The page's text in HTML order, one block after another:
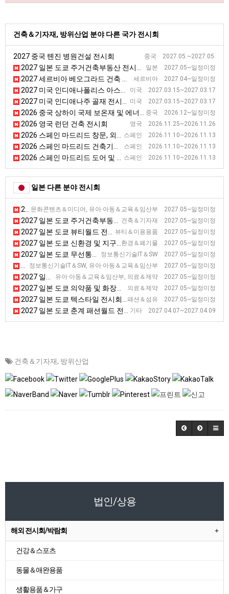
건축＆기자재, 방위산업 분야 다른 국가 전시회
중국 2027.05.~2027.05.
2027 중국 톈진 병원건설 전시회
일본 2027.05~일정미정
2027 일본 도쿄 주거건축부동산 전시회 [BREX]
세르비아 2027.04~일정미정
2027 세르비아 베오그라드 건축 전시회 [SEEBBE]
미국 2027.03.15~2027.03.17
2027 미국 인디애나폴리스 아스팔트 전시회 [WOA]
미국 2027.03.15~2027.03.17
2027 미국 인디애나주 골재 전시회 [AGG1]
중국 2026.12~일정미정
2026 중국 상하이 국제 보온재 및 에너지 절약 기술 전시회 [TIM EXPO]
영국 2026.11.25~2026.11.26
2026 영국 런던 건축 전시회
스페인 2026.11.10~2026.11.13
2026 스페인 마드리드 창문, 외벽 전시회 [VETECO]
스페인 2026.11.10~2026.11.13
2026 스페인 마드리드 건축기술 전시회 [CONSTRUTEC]
스페인 2026.11.10~2026.11.13
2026 스페인 마드리드 도어 및 자동화 전시회 [SMART DOORS]
일본 다른 분야 전시회
문화콘텐츠＆미디어, 유아·아동＆교육＆임산부 2027.05~일정미정
2027 일본 도쿄 게임 마켓 전시회
건축＆기자재 2027.05~일정미정
2027 일본 도쿄 주거건축부동산 전시회 [BREX]
뷰티＆미용용품 2027.05~일정미정
2027 일본 도쿄 뷰티월드 전시회
환경＆폐기물 2027.05~일정미정
2027 일본 도쿄 신환경 및 지구온난화 방지 전시회
정보통신기술IT＆SW 2027.05~일정미정
2027 일본 도쿄 무선통신 전시회 [WIRELESS JAPAN]
정보통신기술IT＆SW, 유아·아동＆교육＆임산부 2027.05~일정미정
유아·아동＆교육＆임산부, 의료＆제약 2027.05~일정미정
2027 일본 도쿄 펨텍 전시회
의료＆제약 2027.05~일정미정
2027 일본 도쿄 의약품 및 화장품 제조 전시회 [Interphex]
패션＆섬유 2027.05~일정미정
2027 일본 도쿄 텍스타일 전시회 [JFW]
기타 2027.04.07~2027.04.09
2027 일본 도쿄 춘계 패션월드 전시회
건축＆기자재, 방위산업
법인/상용
해외 전시회/박람회
건강＆스포츠
동물＆애완용품
생활용품＆가구